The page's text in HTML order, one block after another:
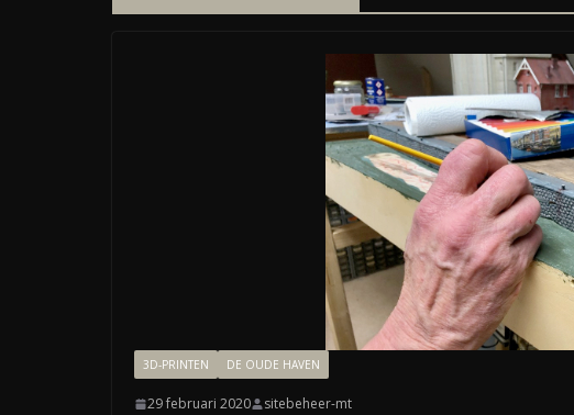
3D-PRINTEN DE OUDE HAVEN
29 februari 2020 sitebeheer-mt